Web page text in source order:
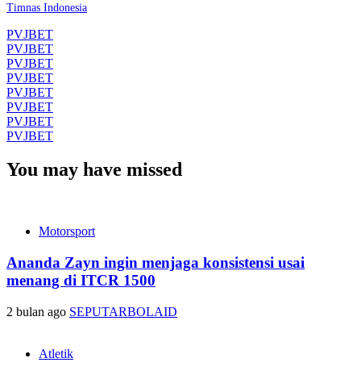
Timnas Indonesia
PVJBET
PVJBET
PVJBET
PVJBET
PVJBET
PVJBET
PVJBET
PVJBET
You may have missed
Motorsport
Ananda Zayn ingin menjaga konsistensi usai
menang di ITCR 1500
2 bulan ago SEPUTARBOLAID
Atletik